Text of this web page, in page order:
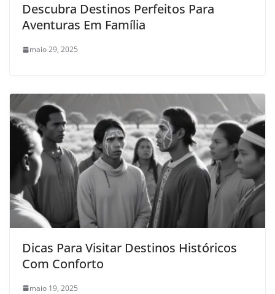
Descubra Destinos Perfeitos Para
Aventuras Em Família
maio 29, 2025
Dicas Para Visitar Destinos Históricos
Com Conforto
maio 19, 2025